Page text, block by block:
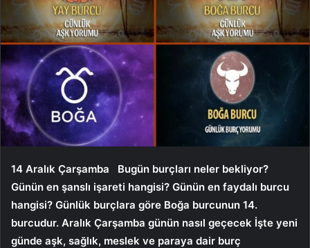
14 Aralık Çarşamba
Bugün burçları neler bekliyor?
Günün en şanslı işareti hangisi? Günün en faydalı burcu
hangisi? Günlük burçlara göre Boğa burcunun 14.
burcudur. Aralık Çarşamba günün nasıl geçecek İşte yeni
günde aşk, sağlık, meslek ve paraya dair burç